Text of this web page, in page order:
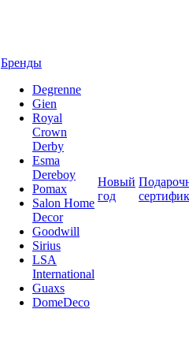
Бренды
Degrenne
Gien
Royal
Crown
Derby
Esma
Dereboy
Pomax
Salon Home
Decor
Goodwill
Sirius
LSA
International
Guaxs
DomeDeco
Новый
год